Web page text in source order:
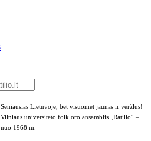
Seniausias Lietuvoje, bet visuomet jaunas ir veržlus!
Vilniaus universiteto folkloro ansamblis „Ratilio“ –
nuo 1968 m.